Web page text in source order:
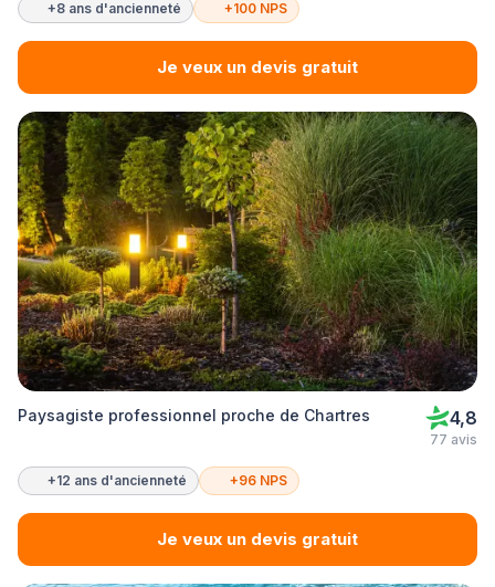
+8 ans d'ancienneté +100 NPS
Je veux un devis gratuit
Paysagiste professionnel proche de Chartres 4,8
77 avis
+12 ans d'ancienneté +96 NPS
Je veux un devis gratuit